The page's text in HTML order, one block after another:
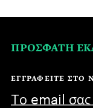
ΠΡΟΣΦΑΤΗ
ΕΓΓΡΑΦΕΙΤΕ ΣΤΟ